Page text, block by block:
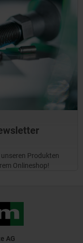
Produkten
Onlineshop!
AG